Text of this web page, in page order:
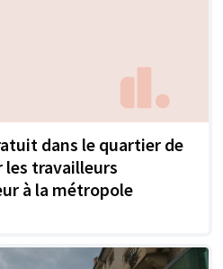
dans le quartier de
les travailleurs
à la métropole